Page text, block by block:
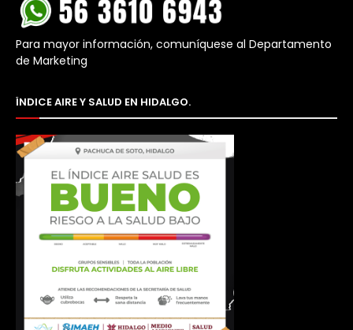
Para mayor información, comuníquese al Departamento
de Marketing
ÍNDICE AIRE Y SALUD EN HIDALGO.